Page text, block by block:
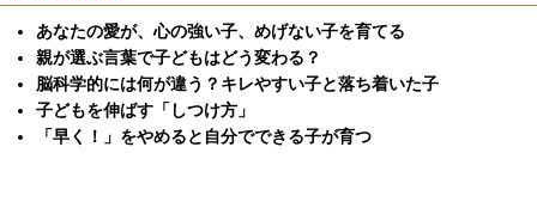
あなたの愛が、心の強い子、めげない子を育てる
親が選ぶ言葉で子どもはどう変わる？
脳科学的には何が違う？キレやすい子と落ち着いた子
子どもを伸ばす「しつけ方」
「早く！」をやめると自分でできる子が育つ